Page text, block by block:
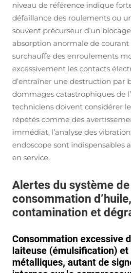
niveau de référence indique
défaillance des roulements ou
souvent précurseur d’un
absorption anormale de
surchauffe des enroulements
excessivement les contacts
d’entraîner une destruction par
dommages catastrophiques de
techniciens doivent considérer
répétés comme des
immédiat, l’analyse des
endoscope sont indispensables
en service.
Alertes du système
consommation d’huile,
contamination et
Consommation excessive
laiteuse (émulsification)
métalliques, autant de